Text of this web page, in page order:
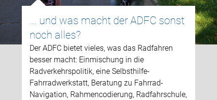
... und was macht der ADFC sonst
noch alles?
Der ADFC bietet vieles, was das Radfahren
besser macht: Einmischung in die
Radverkehrspolitik, eine Selbsthilfe-
Fahrradwerkstatt, Beratung zu Fahrrad-
Navigation, Rahmencodierung, Radfahrschule,